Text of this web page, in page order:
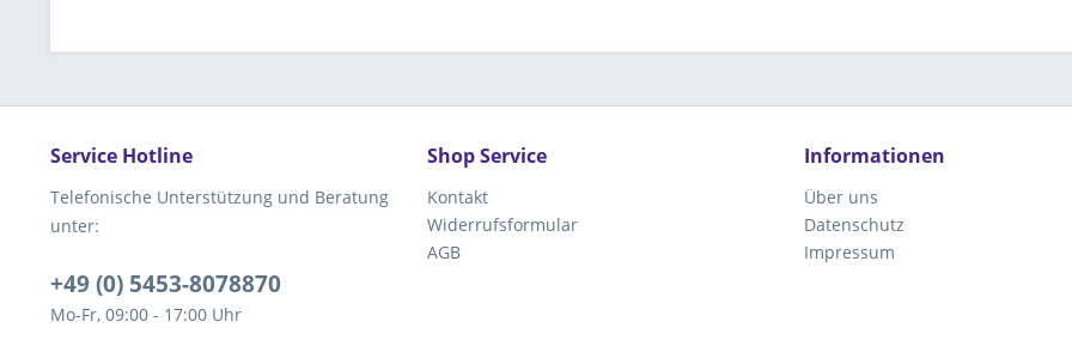
Service Hotline
Telefonische Unterstützung und Beratung
unter:
+49 (0) 5453-8078870
Mo-Fr, 09:00 - 17:00 Uhr
Shop Service
Kontakt
Widerrufsformular
AGB
Informationen
Über uns
Datenschutz
Impressum